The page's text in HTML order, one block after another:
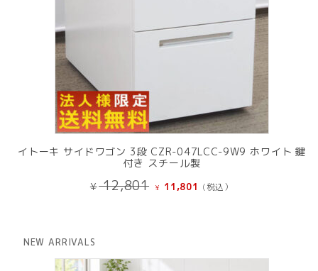
イトーキ サイドワゴン 3段 CZR-047LCC-9W9 ホワイト 鍵
付き スチール製
¥12,801 元
¥ 11,801 現
(税込）
NEW ARRIVALS